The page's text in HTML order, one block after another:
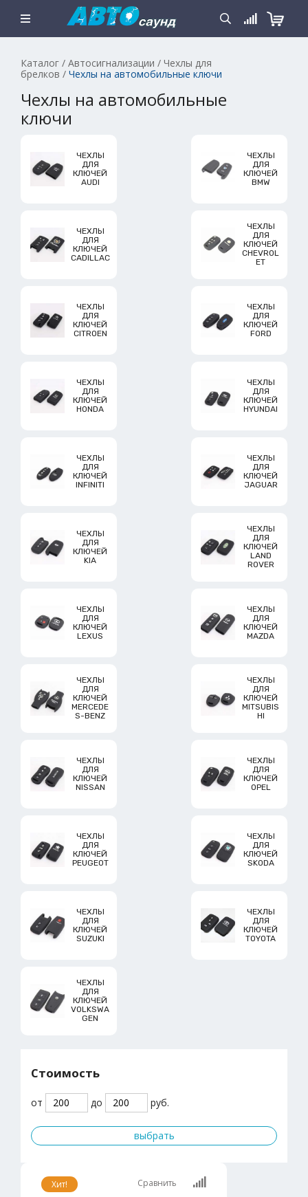
Каталог / Автосигнализации / Чехлы для
брелков / Чехлы на автомобильные ключи
Чехлы на автомобильные
ключи
ЧЕХЛЫ
ДЛЯ
КЛЮЧЕЙ
AUDI
ЧЕХЛЫ
ДЛЯ
КЛЮЧЕЙ
BMW
ЧЕХЛЫ
ДЛЯ
КЛЮЧЕЙ
CADILLAC
ЧЕХЛЫ
ДЛЯ
КЛЮЧЕЙ
CHEVROL
ET
ЧЕХЛЫ
ДЛЯ
КЛЮЧЕЙ
CITROEN
ЧЕХЛЫ
ДЛЯ
КЛЮЧЕЙ
FORD
ЧЕХЛЫ
ДЛЯ
КЛЮЧЕЙ
HONDA
ЧЕХЛЫ
ДЛЯ
КЛЮЧЕЙ
HYUNDAI
ЧЕХЛЫ
ДЛЯ
КЛЮЧЕЙ
INFINITI
ЧЕХЛЫ
ДЛЯ
КЛЮЧЕЙ
JAGUAR
ЧЕХЛЫ
ДЛЯ
КЛЮЧЕЙ
KIA
ЧЕХЛЫ
ДЛЯ
КЛЮЧЕЙ
LAND
ROVER
ЧЕХЛЫ
ДЛЯ
КЛЮЧЕЙ
LEXUS
ЧЕХЛЫ
ДЛЯ
КЛЮЧЕЙ
MAZDA
ЧЕХЛЫ
ДЛЯ
КЛЮЧЕЙ
MERCEDE
S-BENZ
ЧЕХЛЫ
ДЛЯ
КЛЮЧЕЙ
MITSUBIS
HI
ЧЕХЛЫ
ДЛЯ
КЛЮЧЕЙ
NISSAN
ЧЕХЛЫ
ДЛЯ
КЛЮЧЕЙ
OPEL
ЧЕХЛЫ
ДЛЯ
КЛЮЧЕЙ
PEUGEOT
ЧЕХЛЫ
ДЛЯ
КЛЮЧЕЙ
SKODA
ЧЕХЛЫ
ДЛЯ
КЛЮЧЕЙ
SUZUKI
ЧЕХЛЫ
ДЛЯ
КЛЮЧЕЙ
TOYOTA
ЧЕХЛЫ
ДЛЯ
КЛЮЧЕЙ
VOLKSWA
GEN
Стоимость
от до руб.
Хит! Сравнить